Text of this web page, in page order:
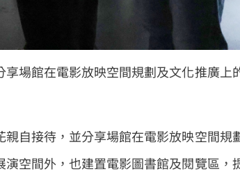
場館在電影放映空間規劃及文化推廣上
自接待，並分享場館在電影放映空間規
空間外，也建置電影圖書館及閱覽區，